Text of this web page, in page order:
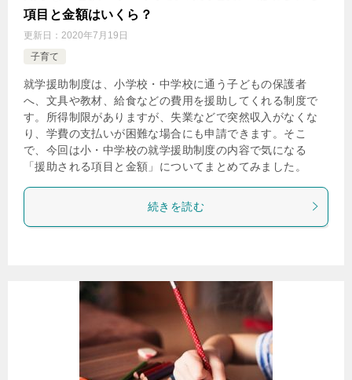
項目と金額はいくら？
更新日： 2020年7月19日
子育て
就学援助制度は、小学校・中学校に通う子どもの保護者
へ、文具や教材、給食などの費用を援助してくれる制度で
す。所得制限がありますが、失業などで突然収入がなくな
り、学費の支払いが困難な場合にも申請できます。そこ
で、今回は小・中学校の就学援助制度の内容で気になる
「援助される項目と金額」についてまとめてみました。
続きを読む